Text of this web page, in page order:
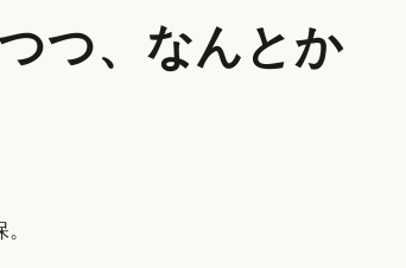
つ、なんとか